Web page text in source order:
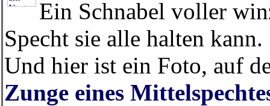
Ein Schnabel voller
Specht sie alle halten
Und hier ist ein Foto, auf
Zunge eines